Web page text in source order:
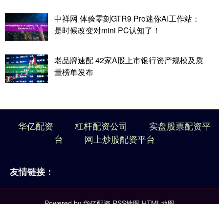
中祥网 体验零刻GTR9 Pro迷你AI工作站：
是时候改变对mini PC认知了！
老品牌速配 42家A股上市银行资产规模及质
量榜单发布
华亿配资 杠杆配资公司
实盘股票配资平
台
网上炒股配资平台
友情链接：